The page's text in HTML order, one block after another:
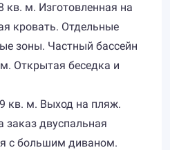
кв. м. Изготовленная на
кровать. Отдельные
зоны. Частный бассейн
Открытая беседка и
кв. м. Выход на пляж.
заказ двуспальная
с большим диваном.